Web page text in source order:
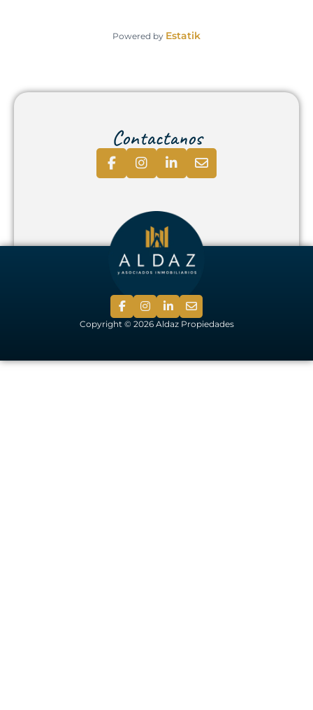
Powered by Estatik
Contactanos
Copyright © 2026 Aldaz Propiedades